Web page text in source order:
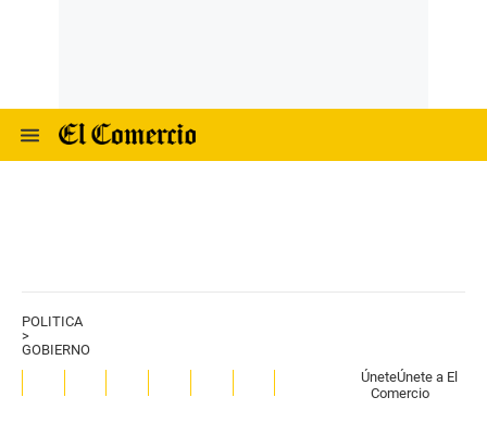
POLITICA
>
GOBIERNO
ÚneteÚnete a El
Comercio